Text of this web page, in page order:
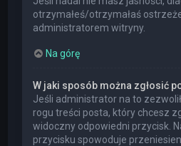
otrzymałeś/otrzymałaś
administratorem witryny.
Na górę
W jaki sposób można zgłosić
Jeśli administrator na to
rogu treści posta, który chcesz
widoczny odpowiedni przycisk.
przycisku spowoduje